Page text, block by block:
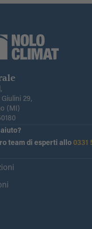
29,
(MI)
team di esperti allo0331